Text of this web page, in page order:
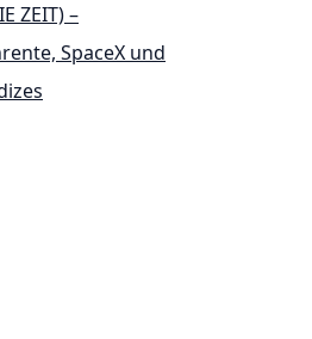
ZEIT) –
SpaceX und